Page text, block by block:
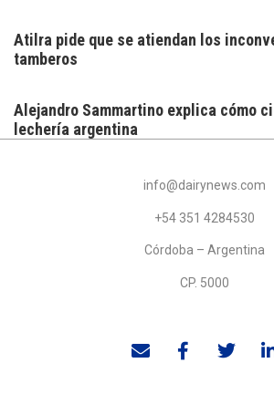
Atilra pide que se atiendan los
tamberos
Alejandro Sammartino explica cómo
lechería argentina
info@dairynews.com
+54 351 4284530
Córdoba – Argentina
CP. 5000